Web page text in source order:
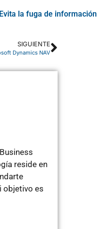
Evita la fuga de información
SIGUIENTE
Dynamics NAV
reside en
objetivo es